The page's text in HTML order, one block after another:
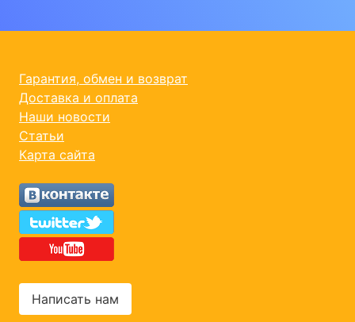
Гарантия, обмен и возврат
Доставка и оплата
Наши новости
Статьи
Карта сайта
Написать нам